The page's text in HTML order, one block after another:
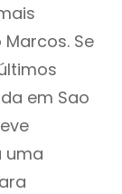
Se
em Sao
uma